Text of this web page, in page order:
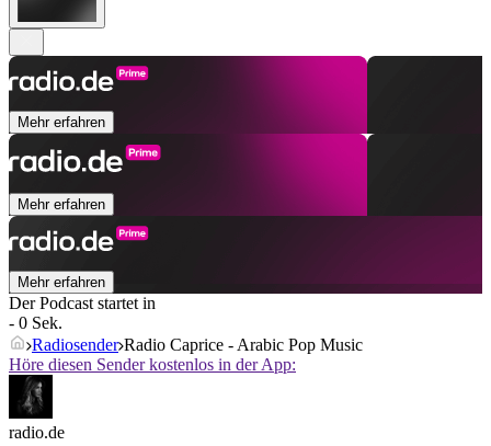
Mehr erfahren
Mehr erfahren
Mehr erfahren
Der Podcast startet in
- 0 Sek.
Radiosender Radio Caprice - Arabic Pop Music
Höre diesen Sender kostenlos in der App:
radio.de